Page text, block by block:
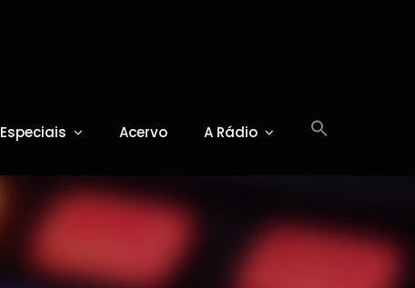
Especiais Acervo A Rádio